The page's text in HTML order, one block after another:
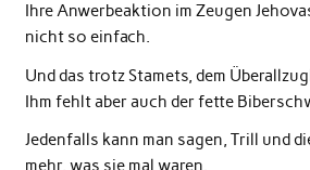
Ihre Anwerbeaktion im Zeugen
nicht so einfach.
Und das trotz Stamets, dem
Ihm fehlt aber auch der fette
Jedenfalls kann man sagen, Trill und
mehr, was sie mal waren.